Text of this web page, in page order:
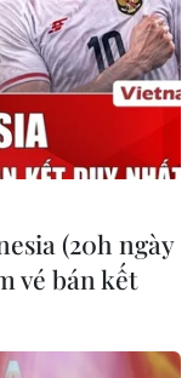
(20h ngày
vé bán kết